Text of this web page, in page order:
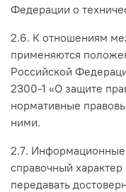
Федерации о
2.6. К отношениям
применяются
Российской
2300-1 «О защите
нормативные
ними.
2.7. Информационные
справочный
передавать